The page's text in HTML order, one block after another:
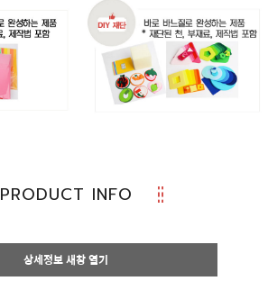
PRODUCT INFO
상세정보 새창 열기